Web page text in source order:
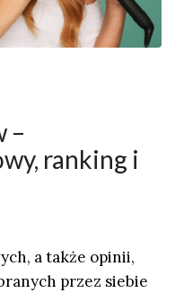
–
ranking i
a także opinii,
przez siebie